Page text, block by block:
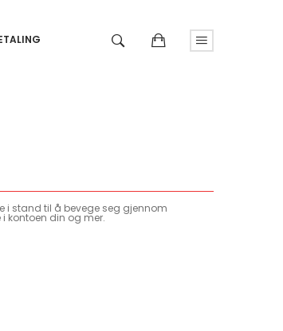
i stand til å bevege seg gjennom
kontoen din og mer.